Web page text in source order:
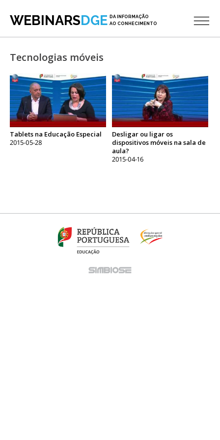
WEBINARSDGE DA INFORMAÇÃO
AO CONHECIMENTO
Tecnologias móveis
Tablets na Educação Especial
2015-05-28
Desligar ou ligar os
dispositivos móveis na sala de
aula?
2015-04-16